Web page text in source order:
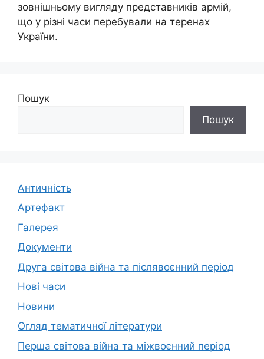
зовнішньому вигляду представників армій,
що у різні часи перебували на теренах
України.
Пошук
Пошук
Античність
Артефакт
Галерея
Документи
Друга світова війна та післявоєнний період
Нові часи
Новини
Огляд тематичної літератури
Перша світова війна та міжвоєнний період